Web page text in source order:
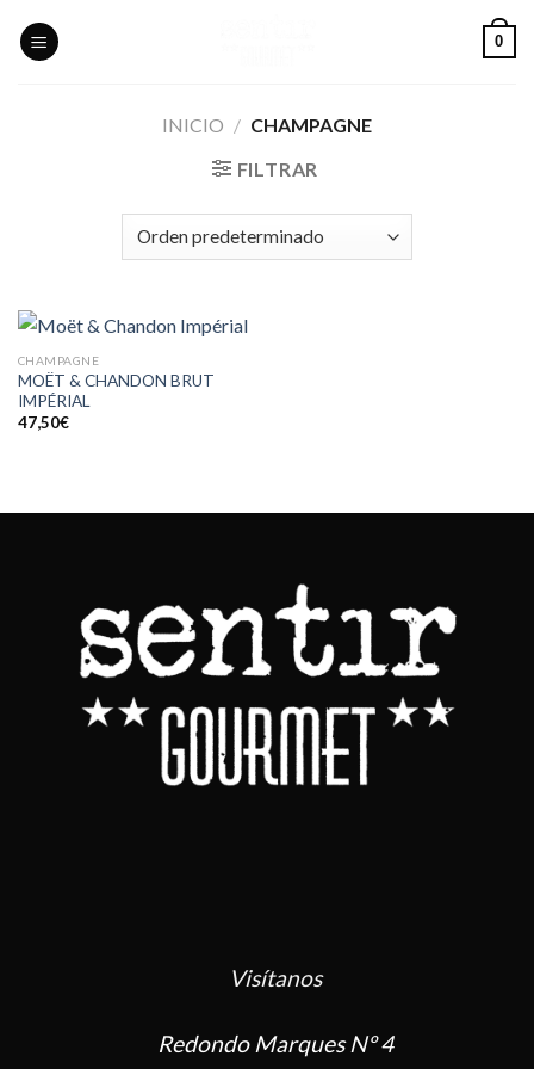
0
INICIO / CHAMPAGNE
FILTRAR
CHAMPAGNE
MOËT & CHANDON BRUT
IMPÉRIAL
47,50€
Visítanos
Redondo Marques Nº 4